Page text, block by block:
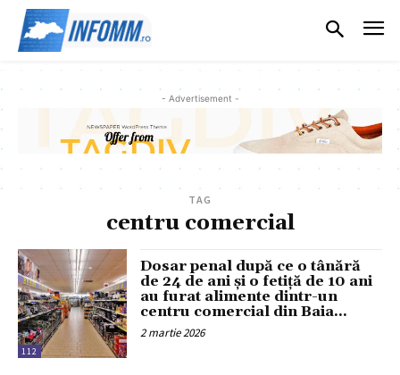
- Advertisement -
TAG
centru comercial
112
Dosar penal după ce o tânără
de 24 de ani și o fetiță de 10 ani
au furat alimente dintr-un
centru comercial din Baia...
2 martie 2026